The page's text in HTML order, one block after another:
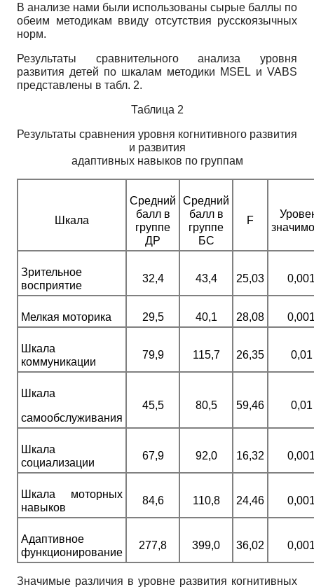
В анализе нами были использованы сырые баллы по
обеим методикам ввиду отсутствия русскоязычных
норм.
Результаты сравнительного анализа уровня
развития детей по шкалам методики MSEL и VABS
представлены в табл. 2.
Таблица 2
Результаты сравнения уровня когнитивного развития
и развития
адаптивных навыков по группам
Шкала
Средний
балл в
группе
ДР
Средний
балл в
группе
БС
F
Зрительное
восприятие
32,4 43,4 25,03
Мелкая моторика 29,5 40,1 28,08
Шкала
коммуникации
79,9 115,7 26,35 0,01
Шкала
самообслуживания
45,5 80,5 59,46 0,01
Шкала
социализации
67,9 92,0 16,32
Шкала моторных
навыков
84,6 110,8 24,46
Адаптивное
функционирование
277,8 399,0 36,02
Значимые различия в уровне развития когнитивных